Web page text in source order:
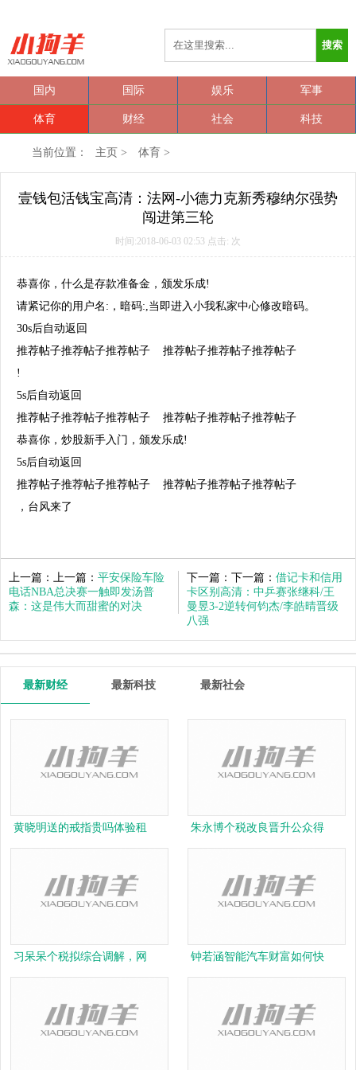
搜索
国内 国际 娱乐 军事
体育 财经 社会 科技
当前位置： 主页 > 体育 >
壹钱包活钱宝高清：法网-小德力克新秀穆纳尔强势
闯进第三轮
时间:2018-06-03 02:53 点击: 次
恭喜你，什么是存款准备金，颁发乐成!
请紧记你的用户名:，暗码:,当即进入小我私家中心修改暗码。
30s后自动返回
推荐帖子推荐帖子推荐帖子
推荐帖子推荐帖子推荐帖子
!
5s后自动返回
推荐帖子推荐帖子推荐帖子
推荐帖子推荐帖子推荐帖子
恭喜你，炒股新手入门，颁发乐成!
5s后自动返回
推荐帖子推荐帖子推荐帖子
推荐帖子推荐帖子推荐帖子
，台风来了
上一篇：上一篇： 平安保险车险
电话NBA总决赛一触即发汤普
森：这是伟大而甜蜜的对决
下一篇：下一篇： 借记卡和信用
卡区别高清：中乒赛张继科/王
曼昱3-2逆转何钧杰/李皓晴晋级
八强
最新财经 最新科技 最新社会
黄晓明送的戒指贵吗体验租 朱永博个税改良晋升公众得
习呆呆个税拟综合调解，网 钟若涵智能汽车财富如何快